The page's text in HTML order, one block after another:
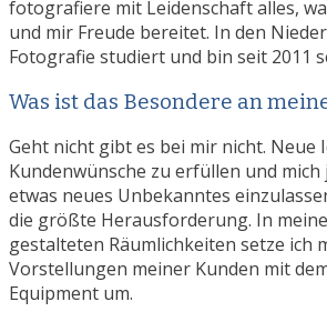
fotografiere mit Leidenschaft alles,
und mir Freude bereitet. In den
Fotografie studiert und bin seit 2011
Was ist das Besondere an
Geht nicht gibt es bei mir nicht. Neue
Kundenwünsche zu erfüllen und
etwas neues Unbekanntes
die größte Herausforderung. In
gestalteten Räumlichkeiten setze ich
Vorstellungen meiner Kunden mit
Equipment um.